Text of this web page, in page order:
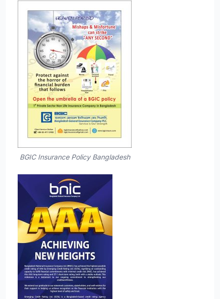
BGIC Insurance Policy Bangladesh